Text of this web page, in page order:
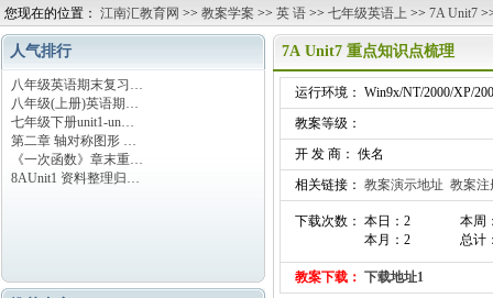
您现在的位置： 江南汇教育网 >> 教案学案 >> 英 语 >> 七年级英语上 >> 7A Unit7
人气排行
八年级英语期末复习…
八年级(上册)英语期…
七年级下册unit1-un…
第二章 轴对称图形 …
《一次函数》章末重…
8AUnit1 资料整理归…
7A Unit7 重点知识点梳理
运行环境： Win9x/NT/2000/XP/
教案等级：
开 发 商： 佚名
相关链接： 教案演示地址 教案注
下载次数： 本日：2
本月：2
本周
总计
教案下载： 下载地址1